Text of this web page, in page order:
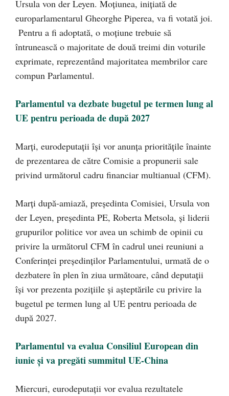
Ursula von der Leyen. Moțiunea, inițiată de
europarlamentarul Gheorghe Piperea, va fi votată joi.
Pentru a fi adoptată, o moțiune trebuie să
întrunească o majoritate de două treimi din voturile
exprimate, reprezentând majoritatea membrilor care
compun Parlamentul.
Parlamentul va dezbate bugetul pe termen lung al
UE pentru perioada de după 2027
Marți, eurodeputații își vor anunța prioritățile înainte
de prezentarea de către Comisie a propunerii sale
privind următorul cadru financiar multianual (CFM).
Marți după-amiază, președinta Comisiei, Ursula von
der Leyen, președinta PE, Roberta Metsola, și liderii
grupurilor politice vor avea un schimb de opinii cu
privire la următorul CFM în cadrul unei reuniuni a
Conferinței președinților Parlamentului, urmată de o
dezbatere în plen în ziua următoare, când deputații
își vor prezenta pozițiile și așteptările cu privire la
bugetul pe termen lung al UE pentru perioada de
după 2027.
Parlamentul va evalua Consiliul European din
iunie și va pregăti summitul UE-China
Miercuri, eurodeputații vor evalua rezultatele